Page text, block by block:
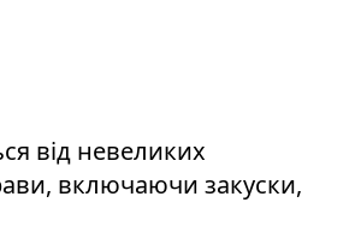
від невеликих
включаючи закуски,